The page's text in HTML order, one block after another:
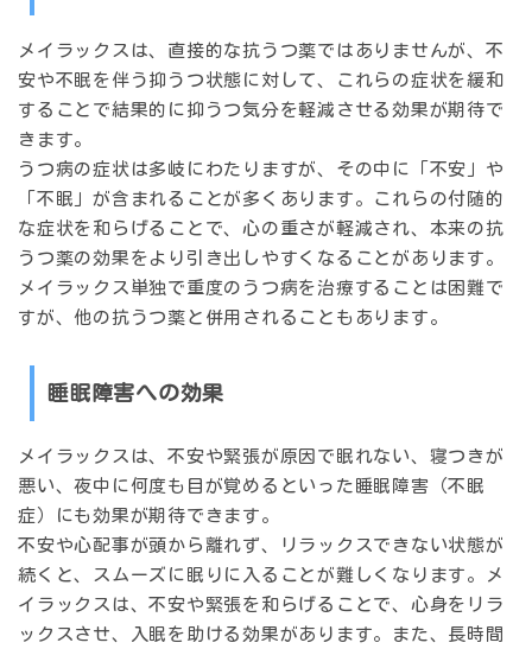
メイラックスは、直接的な抗うつ薬ではありませんが、 不
安や不眠を伴う抑うつ状態 に対して、これらの症状を緩和
することで結果的に抑うつ気分を軽減させる効果が期待で
きます。
うつ病の症状は多岐にわたりますが、その中に「不安」や
「不眠」が含まれることが多くあります。これらの付随的
な症状を和らげることで、心の重さが軽減され、本来の抗
うつ薬の効果をより引き出しやすくなることがあります。
メイラックス単独で重度のうつ病を治療することは困難で
すが、他の抗うつ薬と併用されることもあります。
睡眠障害への効果
メイラックスは、不安や緊張が原因で眠れない、寝つきが
悪い、夜中に何度も目が覚めるといった 睡眠障害（不眠
症）
にも効果が期待できます。
不安や心配事が頭から離れず、リラックスできない状態が
続くと、スムーズに眠りに入ることが難しくなります。メ
イラックスは、不安や緊張を和らげることで、心身をリラ
ックスさせ、入眠を助ける効果があります。また、長時間